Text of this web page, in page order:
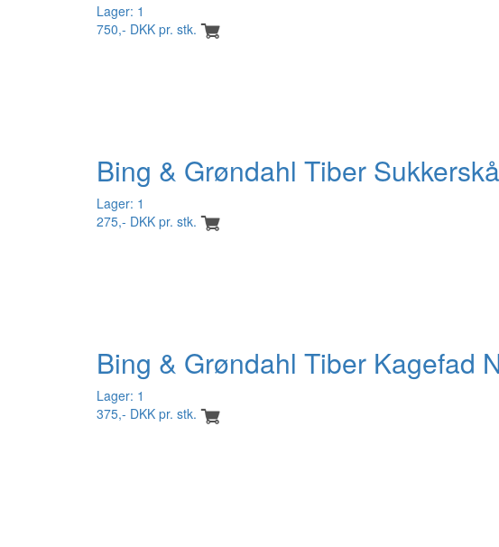
Lager: 1
750,- DKK pr. stk.
Bing & Grøndahl Tiber
Lager: 1
275,- DKK pr. stk.
Bing & Grøndahl Tiber Kagefad
Lager: 1
375,- DKK pr. stk.